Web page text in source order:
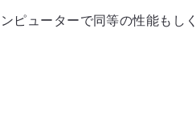
ピューターで同等の性能もし